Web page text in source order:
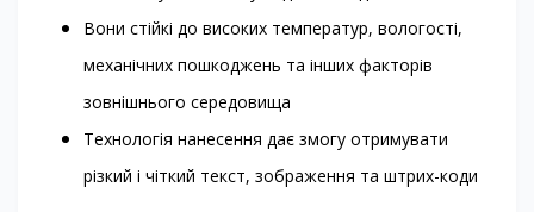
Вони стійкі до високих температур, вологості,
механічних пошкоджень та інших факторів
зовнішнього середовища
Технологія нанесення дає змогу отримувати
різкий і чіткий текст, зображення та штрих-коди